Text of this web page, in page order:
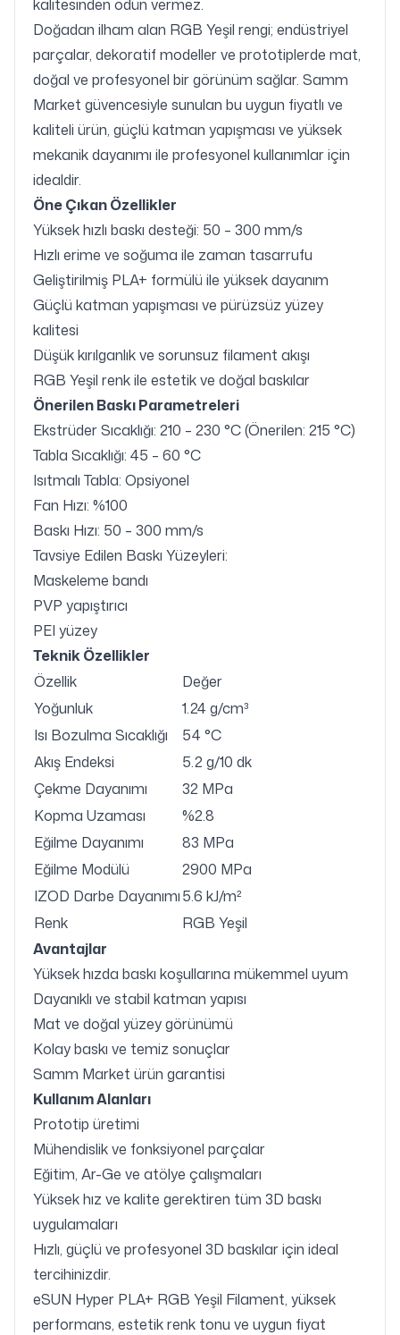
kalitesinden ödün vermez.
Doğadan ilham alan RGB Yeşil rengi; endüstriyel
parçalar, dekoratif modeller ve prototiplerde mat,
doğal ve profesyonel bir görünüm sağlar. Samm
Market güvencesiyle sunulan bu uygun fiyatlı ve
kaliteli ürün, güçlü katman yapışması ve yüksek
mekanik dayanımı ile profesyonel kullanımlar için
idealdir.
Öne Çıkan Özellikler
Yüksek hızlı baskı desteği: 50 – 300 mm/s
Hızlı erime ve soğuma ile zaman tasarrufu
Geliştirilmiş PLA+ formülü ile yüksek dayanım
Güçlü katman yapışması ve pürüzsüz yüzey
kalitesi
Düşük kırılganlık ve sorunsuz filament akışı
RGB Yeşil renk ile estetik ve doğal baskılar
Önerilen Baskı Parametreleri
Ekstrüder Sıcaklığı: 210 – 230 °C (Önerilen: 215 °C)
Tabla Sıcaklığı: 45 – 60 °C
Isıtmalı Tabla: Opsiyonel
Fan Hızı: %100
Baskı Hızı: 50 – 300 mm/s
Tavsiye Edilen Baskı Yüzeyleri:
Maskeleme bandı
PVP yapıştırıcı
PEI yüzey
Teknik Özellikler
Özellik
Değer
Yoğunluk
1.24 g/cm³
Isı Bozulma Sıcaklığı
54 °C
Akış Endeksi
5.2 g/10 dk
Çekme Dayanımı
32 MPa
Kopma Uzaması
%2.8
Eğilme Dayanımı
83 MPa
Eğilme Modülü
2900 MPa
IZOD Darbe Dayanımı5.6 kJ/m²
Renk
RGB Yeşil
Avantajlar
Yüksek hızda baskı koşullarına mükemmel uyum
Dayanıklı ve stabil katman yapısı
Mat ve doğal yüzey görünümü
Kolay baskı ve temiz sonuçlar
Samm Market ürün garantisi
Kullanım Alanları
Prototip üretimi
Mühendislik ve fonksiyonel parçalar
Eğitim, Ar-Ge ve atölye çalışmaları
Yüksek hız ve kalite gerektiren tüm 3D baskı
uygulamaları
Hızlı, güçlü ve profesyonel 3D baskılar için ideal
tercihinizdir.
eSUN Hyper PLA+ RGB Yeşil Filament, yüksek
performans, estetik renk tonu ve uygun fiyat